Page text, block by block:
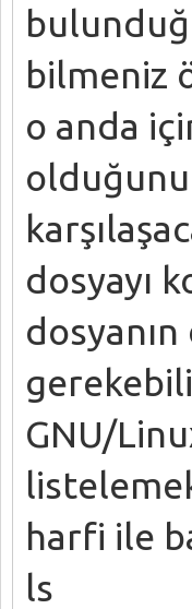
bilmeniz
o anda
dosyayı
GNU/
harfi ile
ls